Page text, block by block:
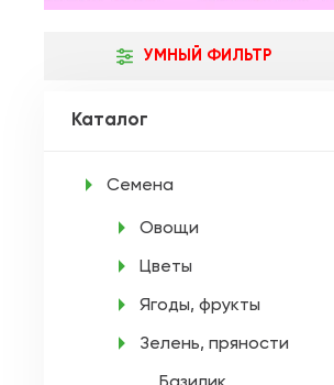
УМНЫЙ ФИЛЬТР
Каталог
Семена
Овощи
Цветы
Ягоды, фрукты
Зелень, пряности